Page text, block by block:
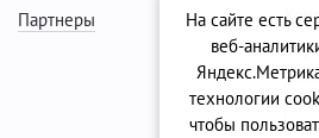
Партнеры
На сайте есть
веб-
технологии
чтобы